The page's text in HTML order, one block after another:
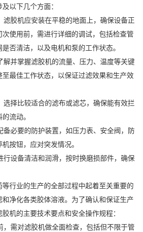
以下几个方面：
胶机应安装在平稳的地面上，确保设备正
使用前，需进行详细的调试，包括检查管
否清洁，以及电机和泵的工作状态。
并掌握滤胶机的流量、压力、温度等关键
最佳工作状态，以保证过滤效果和生产效
择比较适合的滤布或滤芯，确保能有效拦
流动。
必要的防护装置，如压力表、安全阀，防
按钮，应对突发情况。
设备清洁和润滑，按时换磨损部件，确保
行业的生产的全部过程中起着至关重要的
净化各类胶体溶液。为了确认和保证生产
机的主要技术要点和安全操作规程：
需对滤胶机做全面检查，包括但不限于管